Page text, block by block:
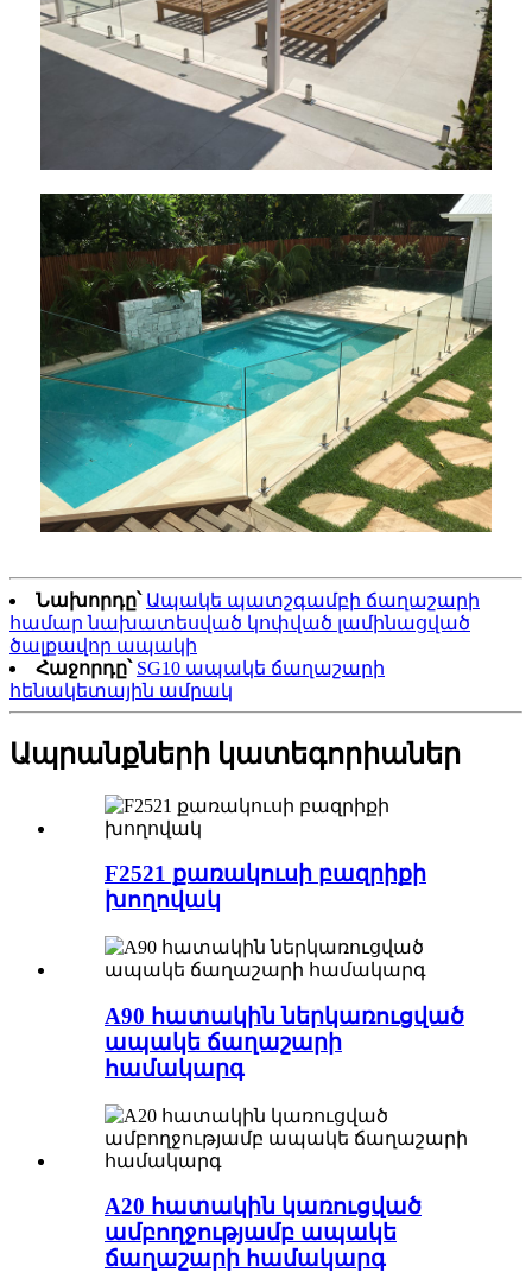
Նախորդը՝ Ապակե պատշգամբի ճաղաշարի
համար նախատեսված կոփված լամինացված
ծալքավոր ապակի
Հաջորդը՝ SG10 ապակե ճաղաշարի
հենակետային ամրակ
Ապրանքների կատեգորիաներ
F2521 քառակուսի բազրիքի
խողովակ
A90 հատակին ներկառուցված
ապակե ճաղաշարի
համակարգ
A20 հատակին կառուցված
ամբողջությամբ ապակե
ճաղաշարի համակարգ